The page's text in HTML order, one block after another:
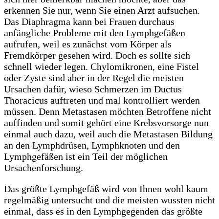
erkennen Sie nur, wenn Sie einen Arzt aufsuchen.
Das Diaphragma kann bei Frauen durchaus
anfängliche Probleme mit den Lymphgefäßen
aufrufen, weil es zunächst vom Körper als
Fremdkörper gesehen wird. Doch es sollte sich
schnell wieder legen. Chylomikronen, eine Fistel
oder Zyste sind aber in der Regel die meisten
Ursachen dafür, wieso Schmerzen im Ductus
Thoracicus auftreten und mal kontrolliert werden
müssen. Denn Metastasen möchten Betroffene nicht
auffinden und somit gehört eine Krebsvorsorge nun
einmal auch dazu, weil auch die Metastasen Bildung
an den Lymphdrüsen, Lymphknoten und den
Lymphgefäßen ist ein Teil der möglichen
Ursachenforschung.
Das größte Lymphgefäß wird von Ihnen wohl kaum
regelmäßig untersucht und die meisten wussten nicht
einmal, dass es in den Lymphgegenden das größte